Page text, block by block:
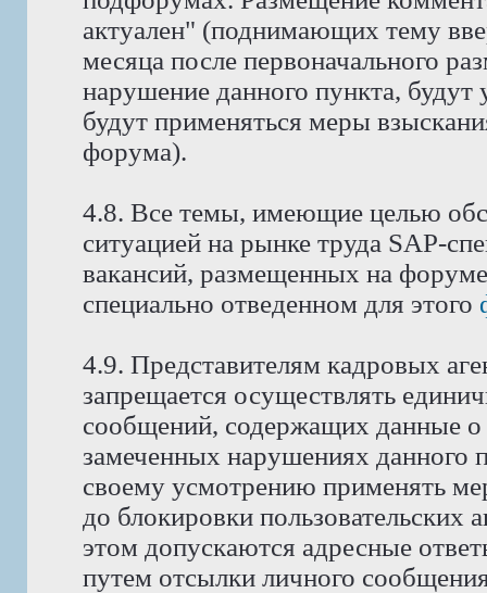
актуален" (поднимающих тему
месяца после первоначального
нарушение данного пункта, будут
будут применяться меры
форума).
4.8. Все темы, имеющие целью
ситуацией на рынке труда SAP-
вакансий, размещенных на
специально отведенном для этого
4.9. Представителям кадровых
запрещается осуществлять
сообщений, содержащих данные о
замеченных нарушениях данного
своему усмотрению применять
до блокировки
этом допускаются адресные
путем отсылки личного